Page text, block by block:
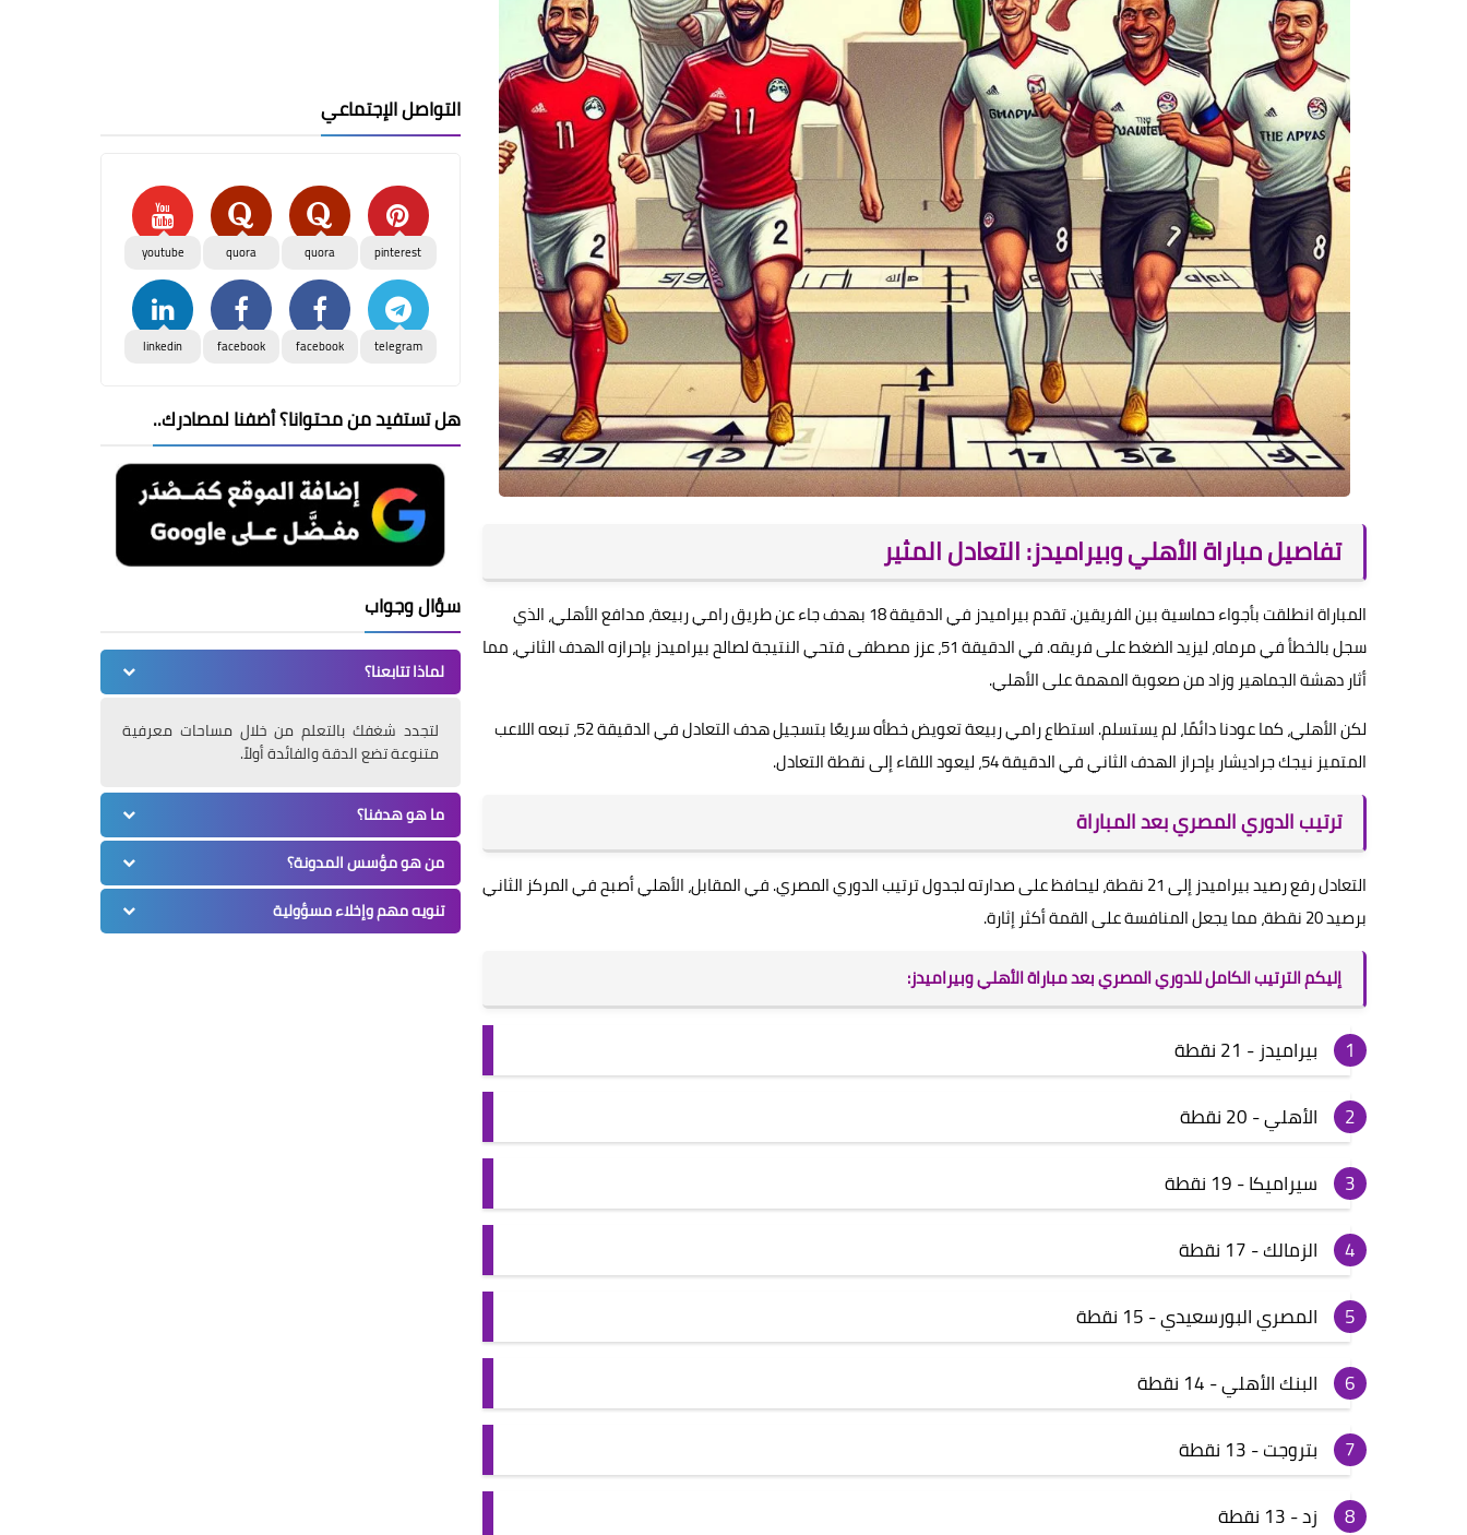
تفاصيل مباراة الأهلي وبيراميدز: التعادل المثير
المباراة انطلقت بأجواء حماسية بين الفريقين. تقدم بيراميدز في الدقيقة 18 بهدف جاء عن طريق رامي ربيعة، مدافع الأهلي، الذي
سجل بالخطأ في مرماه، ليزيد الضغط على فريقه. في الدقيقة 51، عزز مصطفى فتحي النتيجة لصالح بيراميدز بإحرازه الهدف الثاني، مما
أثار دهشة الجماهير وزاد من صعوبة المهمة على الأهلي.
لكن الأهلي، كما عودنا دائمًا، لم يستسلم. استطاع رامي ربيعة تعويض خطأه سريعًا بتسجيل هدف التعادل في الدقيقة 52، تبعه اللاعب
المتميز نيجك جراديشار بإحراز الهدف الثاني في الدقيقة 54، ليعود اللقاء إلى نقطة التعادل.
ترتيب الدوري المصري بعد المباراة
التعادل رفع رصيد بيراميدز إلى 21 نقطة، ليحافظ على صدارته لجدول ترتيب الدوري المصري. في المقابل، الأهلي أصبح في المركز الثاني
برصيد 20 نقطة، مما يجعل المنافسة على القمة أكثر إثارة.
إليكم الترتيب الكامل للدوري المصري بعد مباراة الأهلي وبيراميدز:
بيراميدز - 21 نقطة
الأهلي - 20 نقطة
سيراميكا - 19 نقطة
الزمالك - 17 نقطة
المصري البورسعيدي - 15 نقطة
البنك الأهلي - 14 نقطة
بتروجت - 13 نقطة
زد - 13 نقطة
التواصل الإجتماعي
pinterest
quora
quora
youtube
telegram
facebook
facebook
linkedin
هل تستفيد من محتوانا؟ أضفنا لمصادرك..
سؤال وجواب
لماذا تتابعنا؟
لتجدد شغفك بالتعلم من خلال مساحات معرفية
متنوعة تضع الدقة والفائدة أولاً.
ما هو هدفنا؟
من هو مؤسس المدونة؟
تنويه مهم وإخلاء مسؤولية